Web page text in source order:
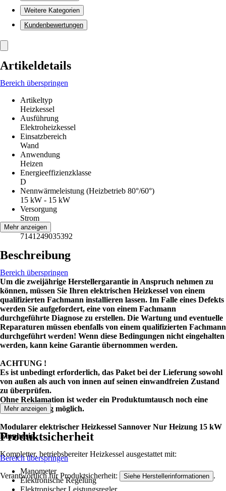
Weitere Kategorien
Kundenbewertungen
Artikeldetails
Bereich überspringen
Artikeltyp
Heizkessel
Ausführung
Elektroheizkessel
Einsatzbereich
Wand
Anwendung
Heizen
Energieeffizienzklasse
D
Nennwärmeleistung (Heizbetrieb 80°/60°)
15 kW - 15 kW
Versorgung
Strom
EAN
7141249035392
Mehr anzeigen
Beschreibung
Bereich überspringen
Um die zweijährige Herstellergarantie in Anspruch nehmen zu
können, müssen Sie Ihren elektrischen Heizkessel von einem
qualifizierten Fachmann installieren lassen. Im Falle eines Defekts
werden Sie aufgefordert, eine von einem Fachmann
durchgeführte Diagnose zu erstellen. Die Wartung und eventuelle
Reparaturen müssen ebenfalls von einem qualifizierten Fachmann
durchgeführt werden! Wenn diese Bedingungen nicht eingehalten
werden, kann keine Garantie übernommen werden.
ACHTUNG !
Es ist unbedingt erforderlich, das Paket bei der Lieferung sowohl
von außen als auch von innen auf seinen einwandfreien Zustand
zu überprüfen.
Ohne Reklamation ist weder ein Produktumtausch noch eine
Rückerstattung möglich.
Modularer elektrischer Heizkessel Sannover Nur Heizung 15 kW
Einphasig.
Kompletter, betriebsbereiter Heizkessel ausgestattet mit:
Manometer
Elektronische Regelung
Elektronischer Leistungsregler
Mehr anzeigen
Produktsicherheit
Bereich überspringen
Verantwortlich für Produktsicherheit: Siehe Herstellerinformationen .